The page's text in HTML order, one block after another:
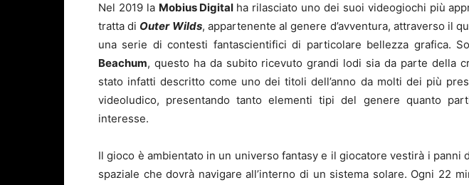
Nel 2019 la Mobius Digital ha rilasciato uno dei suoi videogiochi più
tratta di Outer Wilds, appartenente al genere d’avventura, attraverso il
una serie di contesti fantascientifici di particolare bellezza grafica.
Beachum, questo ha da subito ricevuto grandi lodi sia da parte della
stato infatti descritto come uno dei titoli dell’anno da molti dei più
videoludico, presentando tanto elementi tipi del genere quanto
interesse.
Il gioco è ambientato in un universo fantasy e il giocatore vestirà i panni
spaziale che dovrà navigare all’interno di un sistema solare. Ogni 22